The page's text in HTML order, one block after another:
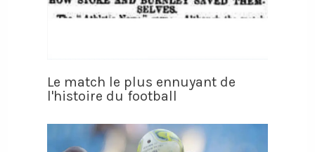
Le match le plus ennuyant de
l'histoire du football